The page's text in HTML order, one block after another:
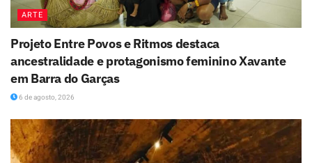
ARTE
Projeto Entre Povos e Ritmos destaca
ancestralidade e protagonismo feminino Xavante
em Barra do Garças
6 de agosto, 2026